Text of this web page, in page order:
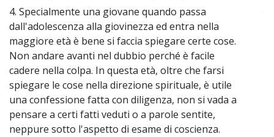
4. Specialmente una giovane quando passa
dall'adolescenza alla giovinezza ed entra nella
maggiore età è bene si faccia spiegare certe cose.
Non andare avanti nel dubbio perché è facile
cadere nella colpa. In questa età, oltre che farsi
spiegare le cose nella direzione spirituale, è utile
una confessione fatta con diligenza, non si vada a
pensare a certi fatti veduti o a parole sentite,
neppure sotto l'aspetto di esame di coscienza.